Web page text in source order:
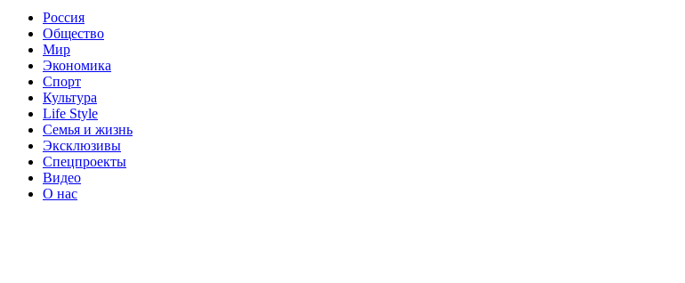
Россия
Общество
Мир
Экономика
Спорт
Культура
Life Style
Семья и жизнь
Эксклюзивы
Спецпроекты
Видео
О нас